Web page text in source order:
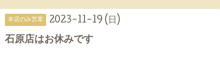
本店のみ営業 2023-11-19 (日)
石原店はお休みです